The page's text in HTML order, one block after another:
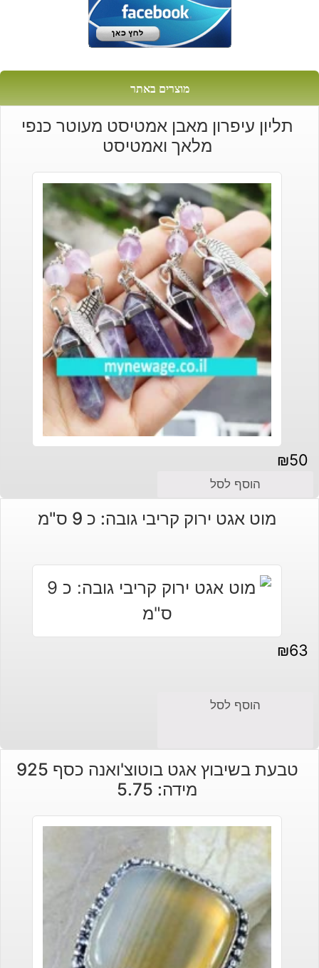
מוצרים באתר
תליון עיפרון מאבן אמטיסט מעוטר כנפי
מלאך ואמטיסט
₪50
הוסף לסל
מוט אגט ירוק קריבי גובה: כ 9 ס"מ
₪63
הוסף לסל
טבעת בשיבוץ אגט בוטוצ'ואנה כסף 925
מידה: 5.75